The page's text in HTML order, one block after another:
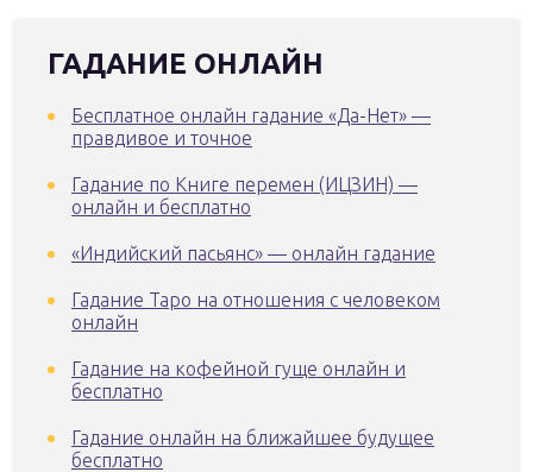
ГАДАНИЕ ОНЛАЙН
Бесплатное онлайн гадание «Да-Нет» —
правдивое и точное
Гадание по Книге перемен (ИЦЗИН) —
онлайн и бесплатно
«Индийский пасьянс» — онлайн гадание
Гадание Таро на отношения с человеком
онлайн
Гадание на кофейной гуще онлайн и
бесплатно
Гадание онлайн на ближайшее будущее
бесплатно